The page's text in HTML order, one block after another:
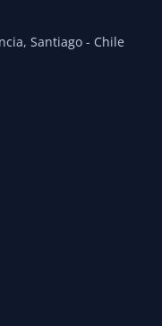
Santiago - Chile